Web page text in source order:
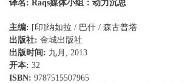
译名: Raqs媒体小组：动力沉思
主编: [印]纳如拉 / 巴什 / 森古普塔
出版社: 金城出版社
出版时间: 九月, 2013
开本: 32
ISBN: 9787515507965